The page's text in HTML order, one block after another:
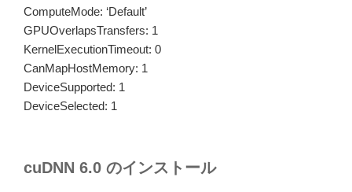
ComputeMode: ‘Default’
GPUOverlapsTransfers: 1
KernelExecutionTimeout: 0
CanMapHostMemory: 1
DeviceSupported: 1
DeviceSelected: 1
cuDNN 6.0 のインストール